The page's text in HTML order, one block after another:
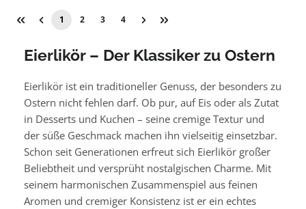
1 2 3 4
Eierlikör – Der Klassiker zu Ostern
Eierlikör ist ein traditioneller Genuss, der besonders zu
Ostern nicht fehlen darf. Ob pur, auf Eis oder als Zutat
in Desserts und Kuchen – seine cremige Textur und
der süße Geschmack machen ihn vielseitig einsetzbar.
Schon seit Generationen erfreut sich Eierlikör großer
Beliebtheit und versprüht nostalgischen Charme. Mit
seinem harmonischen Zusammenspiel aus feinen
Aromen und cremiger Konsistenz ist er ein echtes